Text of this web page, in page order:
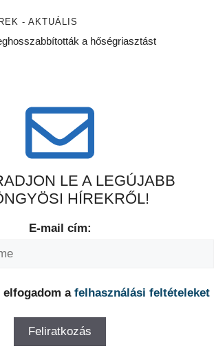
- AKTUÁLIS
a hőségriasztást
LE A LEGÚJABB
HÍREKRŐL!
E-mail cím:
elfogadom a felhasználási feltételeket